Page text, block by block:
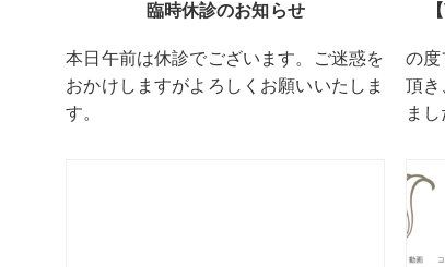
臨時休診のお知らせ
本日午前は休診でございます。ご迷惑を
おかけしますがよろしくお願いいたしま
す。
の度
頂き
ま